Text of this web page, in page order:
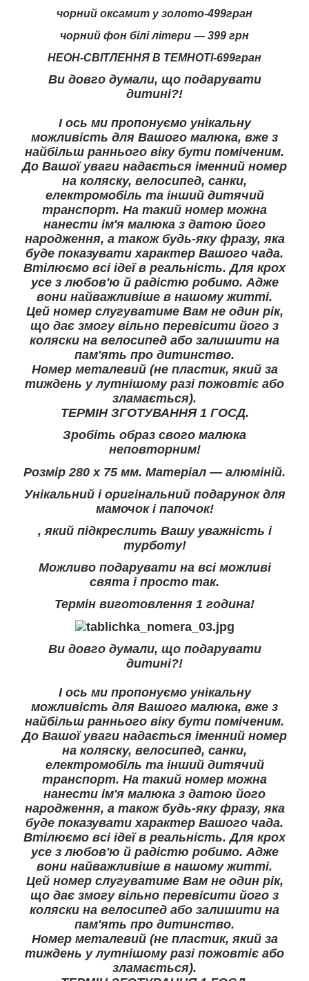
чорний оксамит у золото-499гран
чорний фон білі літери — 399 грн
НЕОН-СВІТЛЕННЯ В ТЕМНОТІ-699гран
Ви довго думали, що подарувати
дитині?!
І ось ми пропонуємо унікальну
можливість для Вашого малюка, вже з
найбільш раннього віку бути поміченим.
До Вашої уваги надається іменний номер
на коляску, велосипед, санки,
електромобіль та інший дитячий
транспорт. На такий номер можна
нанести ім'я малюка з датою його
народження, а також будь-яку фразу, яка
буде показувати характер Вашого чада.
Втілюємо всі ідеї в реальність. Для крох
усе з любов'ю й радістю робимо. Адже
вони найважливіше в нашому житті.
Цей номер слугуватиме Вам не один рік,
що дає змогу вільно перевісити його з
коляски на велосипед або залишити на
пам'ять про дитинство.
Номер металевий (не пластик, який за
тиждень у лутнішому разі пожовтіє або
зламається).
ТЕРМІН ЗГОТУВАННЯ 1 ГОСД.
Зробіть образ свого малюка
неповторним!
Розмір 280 х 75 мм. Матеріал — алюміній.
Унікальний і оригінальний подарунок для
мамочок і папочок!
, який підкреслить Вашу уважність і
турботу!
Можливо подарувати на всі можливі
свята і просто так.
Термін виготовлення 1 година!
Ви довго думали, що подарувати
дитині?!
І ось ми пропонуємо унікальну
можливість для Вашого малюка, вже з
найбільш раннього віку бути поміченим.
До Вашої уваги надається іменний номер
на коляску, велосипед, санки,
електромобіль та інший дитячий
транспорт. На такий номер можна
нанести ім'я малюка з датою його
народження, а також будь-яку фразу, яка
буде показувати характер Вашого чада.
Втілюємо всі ідеї в реальність. Для крох
усе з любов'ю й радістю робимо. Адже
вони найважливіше в нашому житті.
Цей номер слугуватиме Вам не один рік,
що дає змогу вільно перевісити його з
коляски на велосипед або залишити на
пам'ять про дитинство.
Номер металевий (не пластик, який за
тиждень у лутнішому разі пожовтіє або
зламається).